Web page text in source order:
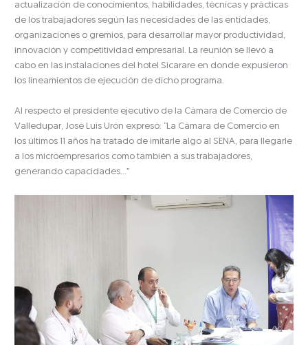
actualización de conocimientos, habilidades, técnicas y prácticas
de los trabajadores según las necesidades de las entidades,
organizaciones o gremios, para desarrollar mayor productividad,
innovación y competitividad empresarial. La reunión se llevó a
cabo en las instalaciones del hotel Sicarare en donde expusieron
los lineamientos de ejecución de dicho programa.
Al respecto el presidente ejecutivo de la Cámara de Comercio de
Valledupar, José Luis Urón expresó: “La Cámara de Comercio en
los últimos 11 años ha tratado de imitarle algo al SENA, para llegarle
a los microempresarios como también a sus trabajadores,
generando capacidades…”